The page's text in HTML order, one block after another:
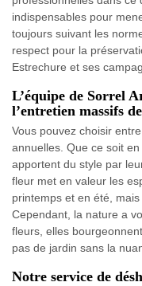
indispensables pour
toujours suivant les
respect pour la
Estrechure et ses
L’équipe de Sorrel
l’entretien massifs
Vous pouvez choisir
annuelles. Que ce soit
apportent du style par
fleur met en valeur les
printemps et en été,
Cependant, la nature a
fleurs, elles
pas de jardin sans la
Notre service de